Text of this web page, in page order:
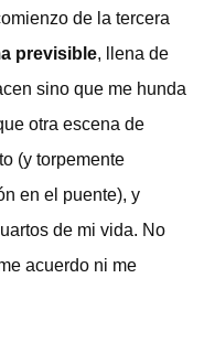
de la tercera
previsible, llena de
sino que me hunda
otra escena de
(y torpemente
en el puente), y
de mi vida. No
acuerdo ni me